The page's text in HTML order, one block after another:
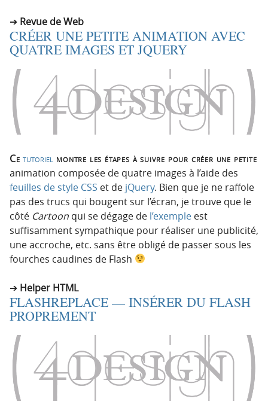
Revue de Web
CRÉER UNE PETITE ANIMATION AVEC
QUATRE IMAGES ET JQUERY
Cetutoriel montre les étapes à suivre pour créer une petite
animation composée de quatre images à l’aide des
feuilles de style CSS et de jQuery. Bien que je ne raffole
pas des trucs qui bougent sur l’écran, je trouve que le
côté Cartoon qui se dégage de l’exemple est
suffisamment sympathique pour réaliser une publicité,
une accroche, etc. sans être obligé de passer sous les
fourches caudines de Flash
Helper HTML
FLASHREPLACE — INSÉRER DU FLASH
PROPREMENT